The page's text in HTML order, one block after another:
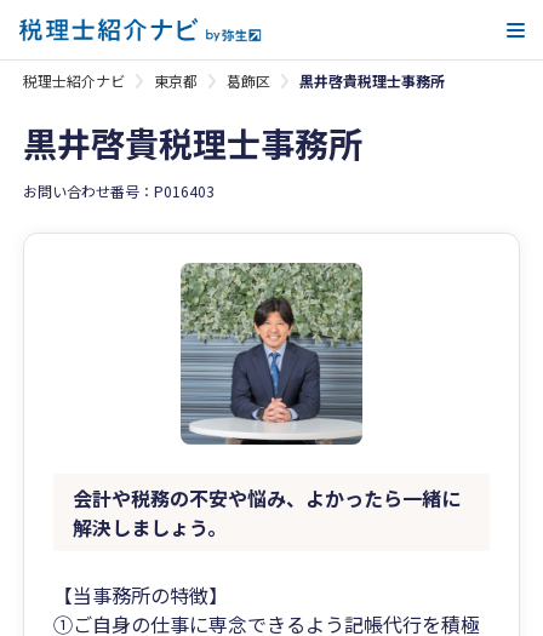
税理士紹介ナビ 東京都 葛飾区 黒井啓貴税理士事務所
黒井啓貴税理士事務所
お問い合わせ番号：P016403
会計や税務の不安や悩み、よかったら一緒に
解決しましょう。
【当事務所の特徴】
①ご自身の仕事に専念できるよう記帳代行を積極